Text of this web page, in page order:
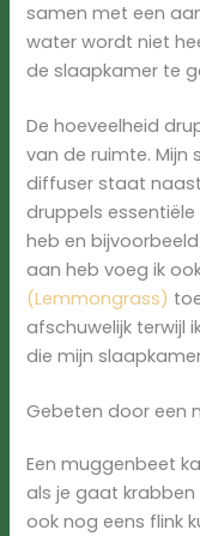
samen met een
water wordt niet
de slaapkamer te
De hoeveelheid
van de ruimte. Mijn
diffuser staat
druppels
heb en
aan heb voeg ik
(Lemmongrass)
afschuwelijk terwijl
die mijn
Gebeten door een
Een muggenbeet
als je gaat krabben
ook nog eens flink